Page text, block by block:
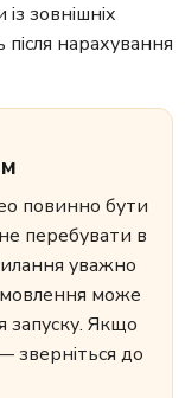
зовнішніх
нарахування
повинно бути
перебувати в
уважно
може
запуску. Якщо
зверніться до